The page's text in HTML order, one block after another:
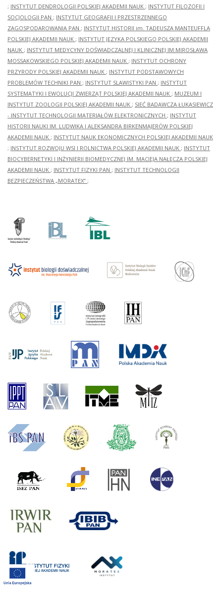
; INSTYTUT DENDROLOGII POLSKIEJ AKADEMII NAUK ; INSTYTUT FILOZOFII I
SOCJOLOGII PAN ; INSTYTUT GEOGRAFII I PRZESTRZENNEGO
ZAGOSPODAROWANIA PAN ; INSTYTUT HISTORII im. TADEUSZA MANTEUFFLA
POLSKIEJ AKADEMII NAUK ; INSTYTUT JĘZYKA POLSKIEGO POLSKIEJ AKADEMII
NAUK ; INSTYTUT MEDYCYNY DOŚWIADCZALNEJ I KLINICZNEJ IM.MIROSŁAWA
MOSSAKOWSKIEGO POLSKIEJ AKADEMII NAUK ; INSTYTUT OCHRONY
PRZYRODY POLSKIEJ AKADEMII NAUK ; INSTYTUT PODSTAWOWYCH
PROBLEMÓW TECHNIKI PAN ; INSTYTUT SLAWISTYKI PAN ; INSTYTUT
SYSTEMATYKI I EWOLUCJI ZWIERZĄT POLSKIEJ AKADEMII NAUK ; MUZEUM I
INSTYTUT ZOOLOGII POLSKIEJ AKADEMII NAUK ; SIEĆ BADAWCZA ŁUKASIEWICZ
- INSTYTUT TECHNOLOGII MATERIAŁÓW ELEKTRONICZNYCH ; INSTYTUT
HISTORII NAUKI IM. LUDWIKA I ALEKSANDRA BIRKENMAJERÓW POLSKIEJ
AKADEMII NAUK ; INSTYTUT NAUK EKONOMICZNYCH POLSKIEJ AKADEMII NAUK
; INSTYTUT ROZWOJU WSI I ROLNICTWA POLSKIEJ AKADEMII NAUK ; INSTYTUT
BIOCYBERNETYKI I INŻYNIERII BIOMEDYCZNEJ IM. MACIEJA NAŁĘCZA POLSKIEJ
AKADEMII NAUK ; INSTYTUT FIZYKI PAN ; INSTYTUT TECHNOLOGII
BEZPIECZEŃSTWA „MORATEX” ;